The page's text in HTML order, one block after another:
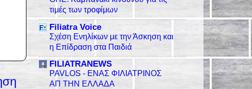
τιμές των τροφίμων
Filiatra Voice
Σχέση Ενηλίκων με την Άσκηση και
η Επίδραση στα Παιδιά
FILIATRANEWS
PAVLOS - ΕΝΑΣ ΦΙΛΙΑΤΡΙΝΟΣ
ΑΠ ΤΗΝ ΕΛΛΑΔΑ